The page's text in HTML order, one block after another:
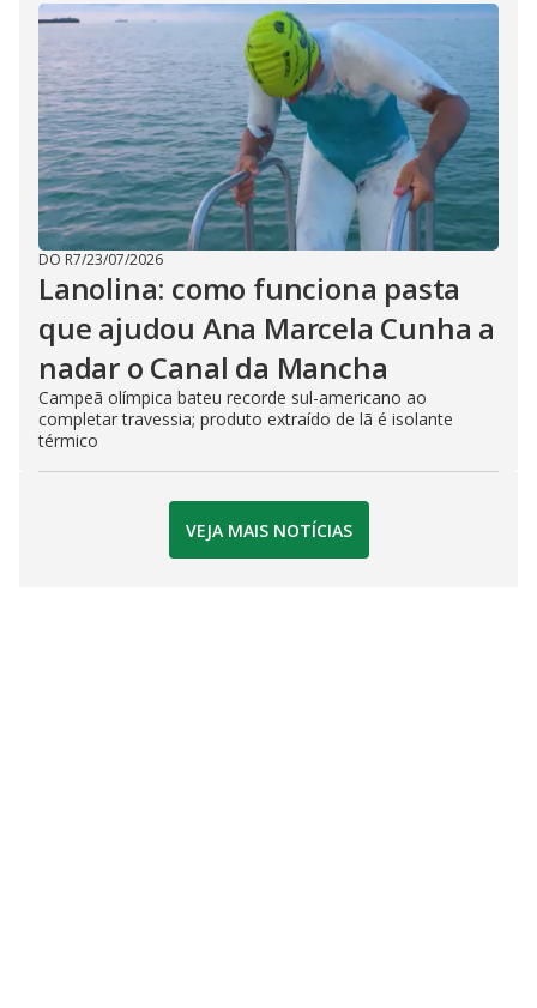
DO R7/23/07/2026
Lanolina: como funciona pasta
que ajudou Ana Marcela Cunha a
nadar o Canal da Mancha
Campeã olímpica bateu recorde sul-americano ao
completar travessia; produto extraído de lã é isolante
térmico
VEJA MAIS NOTÍCIAS